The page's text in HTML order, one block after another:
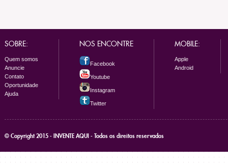
SOBRE:
Quem somos
Anuncie
Contato
Oportunidade
Ajuda
NOS ENCONTRE
Facebook
Youtube
Instagram
Twitter
MOBILE:
Apple
Android
© Copyright 2015 - INVENTE AQUI - Todos os direitos reservados